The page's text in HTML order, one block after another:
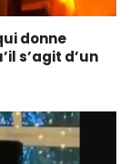
donne
s’agit d’un